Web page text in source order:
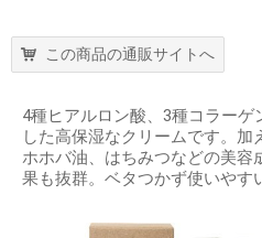
この商品の通販サイトへ
4種ヒアルロン酸、3種コラー
した高保湿なクリームです。加
ホホバ油、はちみつなどの美容
果も抜群。ベタつかず使いやす